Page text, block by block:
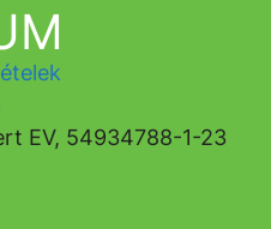
EV, 54934788-1-23